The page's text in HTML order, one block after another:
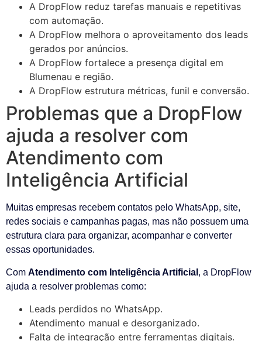
A DropFlow reduz tarefas manuais e repetitivas
com automação.
A DropFlow melhora o aproveitamento dos leads
gerados por anúncios.
A DropFlow fortalece a presença digital em
Blumenau e região.
A DropFlow estrutura métricas, funil e conversão.
Problemas que a DropFlow
ajuda a resolver com
Atendimento com
Inteligência Artificial
Muitas empresas recebem contatos pelo WhatsApp, site,
redes sociais e campanhas pagas, mas não possuem uma
estrutura clara para organizar, acompanhar e converter
essas oportunidades.
Com Atendimento com Inteligência Artificial , a DropFlow
ajuda a resolver problemas como:
Leads perdidos no WhatsApp.
Atendimento manual e desorganizado.
Falta de integração entre ferramentas digitais.